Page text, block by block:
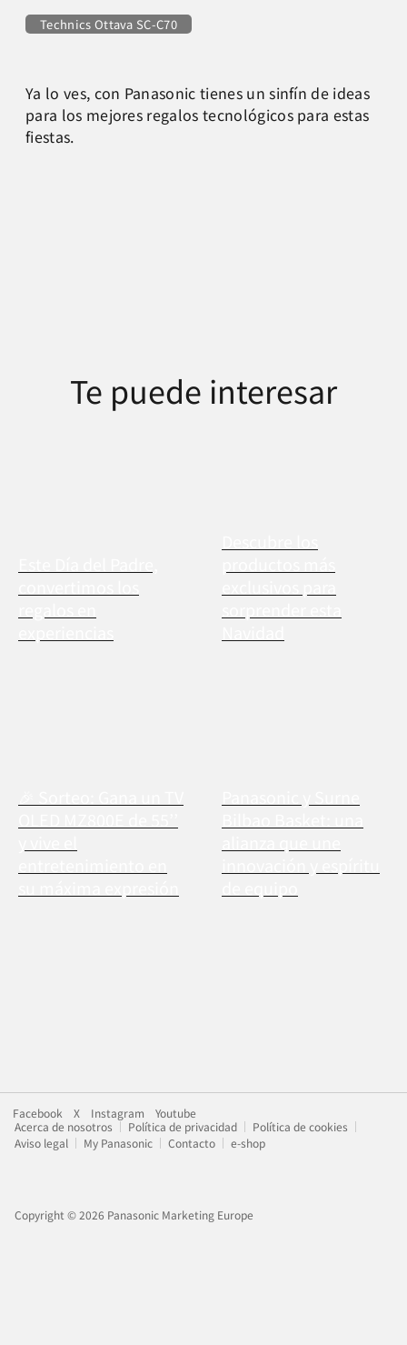
Technics Ottava SC-C70
Ya lo ves, con Panasonic tienes un sinfín de ideas
para los mejores regalos tecnológicos para estas
fiestas.
Te puede interesar
Facebook X Instagram
Youtube
Acerca de nosotros
Política de privacidad
Política de cookies
Aviso legal
My Panasonic Contacto e-shop
Copyright © 2026 Panasonic Marketing Europe